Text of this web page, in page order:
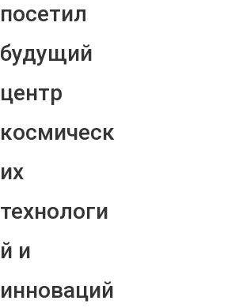
посетил
будущий
центр
космическ
их
технологи
й и
инноваций